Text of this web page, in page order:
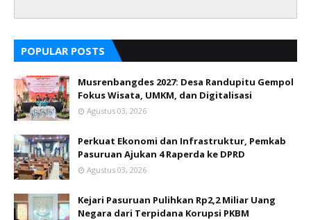
POPULAR POSTS
Musrenbangdes 2027: Desa Randupitu Gempol
Fokus Wisata, UMKM, dan Digitalisasi
Agustus 03, 2026
Perkuat Ekonomi dan Infrastruktur, Pemkab
Pasuruan Ajukan 4 Raperda ke DPRD
Agustus 03, 2026
Kejari Pasuruan Pulihkan Rp2,2 Miliar Uang
Negara dari Terpidana Korupsi PKBM